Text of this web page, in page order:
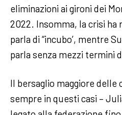
eliminazioni ai gironi dei
2022. Insomma, la crisi ha
parla di “incubo’, mentre
parla senza mezzi termini
Il bersaglio maggiore delle
sempre in questi casi –